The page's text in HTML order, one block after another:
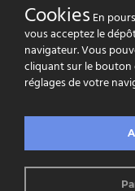
Copyright ©
Cookies En
vous acceptez le
navigateur. Vous
cliquant sur le bouton
réglages de votre